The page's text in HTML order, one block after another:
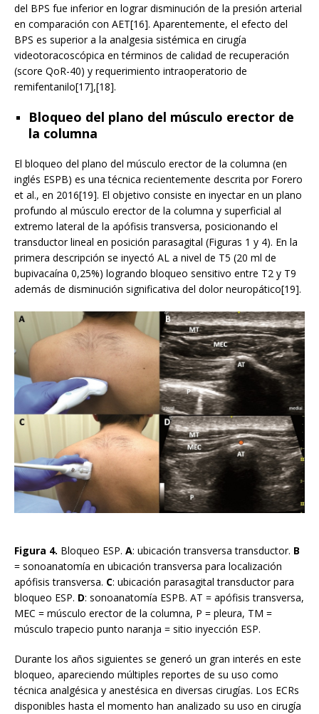
del BPS fue inferior en lograr disminución de la presión arterial
en comparación con AET[16]. Aparentemente, el efecto del
BPS es superior a la analgesia sistémica en cirugía
videotoracoscópica en términos de calidad de recuperación
(score QoR-40) y requerimiento intraoperatorio de
remifentanilo[17],[18].
Bloqueo del plano del músculo erector de
la columna
El bloqueo del plano del músculo erector de la columna (en
inglés ESPB) es una técnica recientemente descrita por Forero
et al., en 2016[19]. El objetivo consiste en inyectar en un plano
profundo al músculo erector de la columna y superficial al
extremo lateral de la apófisis transversa, posicionando el
transductor lineal en posición parasagital (Figuras 1 y 4). En la
primera descripción se inyectó AL a nivel de T5 (20 ml de
bupivacaína 0,25%) logrando bloqueo sensitivo entre T2 y T9
además de disminución significativa del dolor neuropático[19].
Figura 4. Bloqueo ESP. A: ubicación transversa transductor. B
= sonoanatomía en ubicación transversa para localización
apófisis transversa. C: ubicación parasagital transductor para
bloqueo ESP. D: sonoanatomía ESPB. AT = apófisis transversa,
MEC = músculo erector de la columna, P = pleura, TM =
músculo trapecio punto naranja = sitio inyección ESP.
Durante los años siguientes se generó un gran interés en este
bloqueo, apareciendo múltiples reportes de su uso como
técnica analgésica y anestésica en diversas cirugías. Los ECRs
disponibles hasta el momento han analizado su uso en cirugía